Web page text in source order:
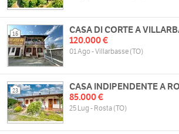
15
CASA DI CORTE A
120.000 €
01 Ago - Villarbasse (TO)
23
CASA INDIPENDENTE A
85.000 €
25 Lug - Rosta (TO)